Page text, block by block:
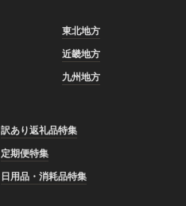
東北地方
近畿地方
九州地方
訳あり返礼品特集
定期便特集
日用品・消耗品特集